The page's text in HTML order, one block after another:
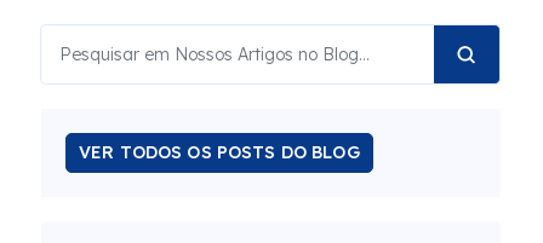
VER TODOS OS POSTS DO BLOG